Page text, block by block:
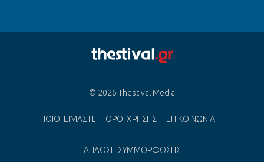
© 2026 Thestival Media
ΠΟΙΟΙ ΕΙΜΑΣΤΕ ΟΡΟΙ ΧΡΗΣΗΣ ΕΠΙΚΟΙΝΩΝΙΑ
ΔΗΛΩΣΗ ΣΥΜΜΟΡΦΩΣΗΣ